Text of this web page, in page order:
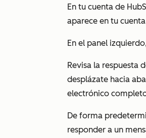
En tu cuenta de
aparece en tu
En el panel
Revisa la respuesta
desplázate hacia
electrónico
De forma
responder a un